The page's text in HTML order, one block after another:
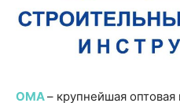
ОМА– крупнейшая оптовая